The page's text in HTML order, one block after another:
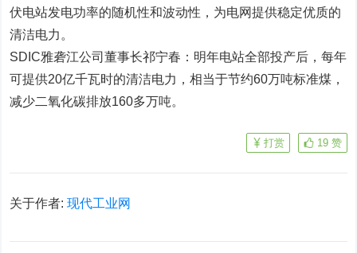
伏电站发电功率的随机性和波动性，为电网提供稳定优质的
清洁电力。
SDIC雅砻江公司董事长祁宁春：明年电站全部投产后，每年
可提供20亿千瓦时的清洁电力，相当于节约60万吨标准煤，
减少二氧化碳排放160多万吨。
19 赞
打赏
关于作者:现代工业网